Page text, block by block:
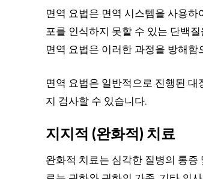
면역 요법은 면역 시스템을 사용
포를 인식하지 못할 수 있는 단백
면역 요법은 이러한 과정을 방해함
면역 요법은 일반적으로 진행된
지 검사할 수 있습니다.
지지적 (완화적) 치료
완화적 치료는 심각한 질병의 통